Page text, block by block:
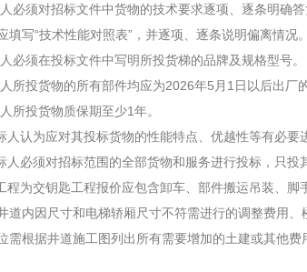
必须对招标文件中货物的技术要求逐项、逐条明确
填写“技术性能对照表”，并逐项、逐条说明偏离情况。
必须在投标文件中写明所投货梯的品牌及规格型号。
所投货物的所有部件均应为2026年5月1日以后出厂
所投货物质保期至少1年。
人认为应对其投标货物的性能特点、优越性等有必要
人必须对招标范围的全部货物和服务进行投标，只投
程为交钥匙工程报价应包含卸车、部件搬运吊装、
道内因尺寸和电梯轿厢尺寸不符需进行的调整费用
需根据井道施工图列出所有需要增加的土建或其他费